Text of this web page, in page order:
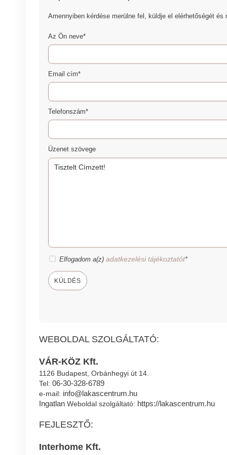
Amennyiben kérdése merülne fel, küldje el elérhetőségét
Az Ön neve*
Email cím*
Telefonszám*
Üzenet szövege
Elfogadom a(z)adatkezelési tájékoztatót*
KÜLDÉS
WEBOLDAL SZOLGÁLTATÓ:
VÁR-KÖZ Kft.
1126 Budapest, Orbánhegyi út 14.
Tel: 06-30-328-6789
e-mail: info@lakascentrum.hu
IngatlanWeboldal szolgáltató: https://lakascentrum.hu
FEJLESZTŐ:
Interhome Kft.